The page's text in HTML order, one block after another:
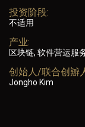
投资阶段:
不适用
产业:
区块链, 软件营运服
创始人/联合创辧
Jongho Kim